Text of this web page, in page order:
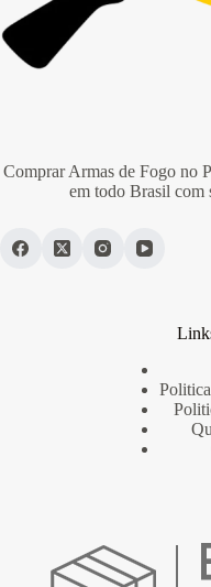
Comprar Armas de Fogo no
em todo Brasil com